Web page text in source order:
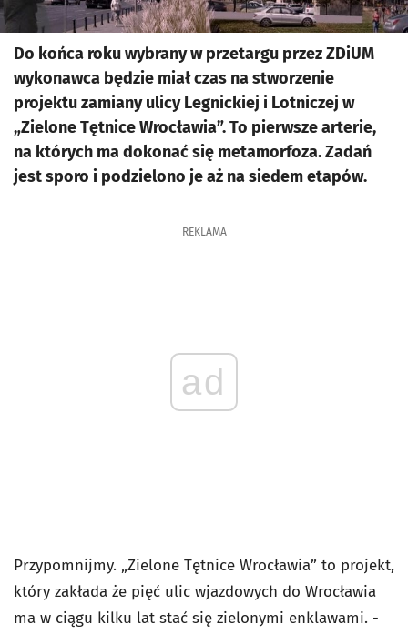
Do końca roku wybrany w przetargu przez ZDiUM
wykonawca będzie miał czas na stworzenie
projektu zamiany ulicy Legnickiej i Lotniczej w
„Zielone Tętnice Wrocławia”. To pierwsze arterie,
na których ma dokonać się metamorfoza. Zadań
jest sporo i podzielono je aż na siedem etapów.
REKLAMA
ad
Przypomnijmy. „Zielone Tętnice Wrocławia” to projekt,
który zakłada że pięć ulic wjazdowych do Wrocławia
ma w ciągu kilku lat stać się zielonymi enklawami. -